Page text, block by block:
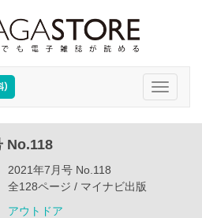
Toggle
No.118
2021年7月号 No.118
全128ページ / マイナビ出版
アウトドア